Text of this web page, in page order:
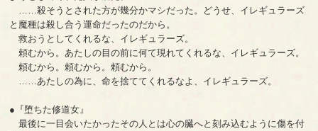
……殺そうとされた方が幾分かマシだった。どうせ、イレギュラーズ
と魔種は殺し合う運命だったのだから。
救おうとしてくれるな、イレギュラーズ。
頼むから。あたしの目の前に何て現れてくれるな、イレギュラーズ。
頼むから。頼むから。頼むから。
……あたしの為に、命を捨ててくれるなよ、イレギュラーズ。
●『堕ちた修道女』
最後に一目会いたかったその人とは心の臓へと刻み込むように傷を付